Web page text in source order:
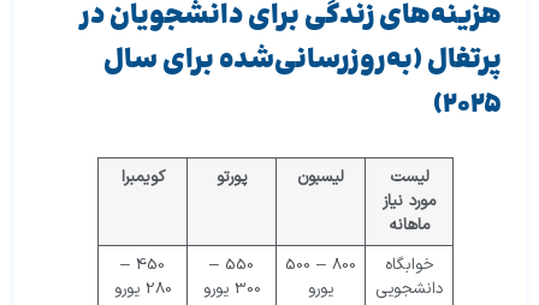
هزینه‌های زندگی برای دانشجویان در
پرتغال (به‌روزرسانی‌شده برای سال
۲۰۲۵)
لیست
مورد نیاز
ماهانه
لیسبون پورتو کویمبرا
خوابگاه
دانشجویی
800 – 500
یورو
550 –
300 یورو
450 –
280 یورو